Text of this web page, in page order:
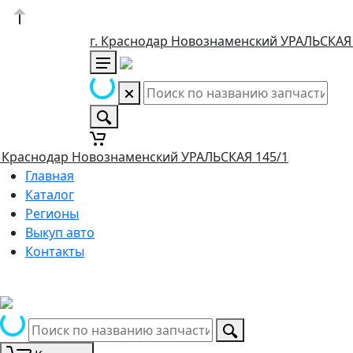
г. Краснодар Новознаменский УРАЛЬСКАЯ
Краснодар Новознаменский УРАЛЬСКАЯ 145/1
Главная
Каталог
Регионы
Выкуп авто
Контакты